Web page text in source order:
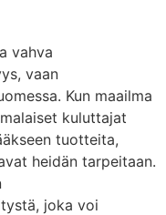
vahva
vaan
Kun maailma
kuluttajat
tuotteita,
heidän tarpeitaan.
joka voi